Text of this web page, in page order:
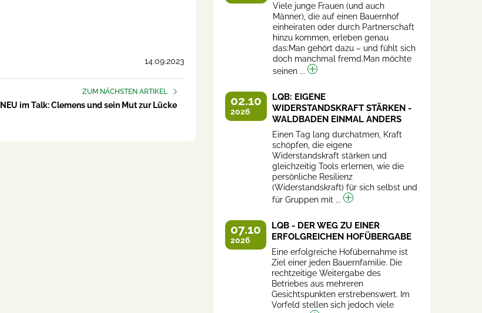
14.09.2023
ZUM NÄCHSTEN ARTIKEL
NEU im Talk: Clemens und sein Mut zur Lücke
Viele junge Frauen (und auch
Männer), die auf einen Bauernhof
einheiraten oder durch Partnerschaft
hinzu kommen, erleben genau
das:Man gehört dazu – und fühlt sich
doch manchmal fremd.Man möchte
seinen ...
02.10
2026
LQB: EIGENE
WIDERSTANDSKRAFT STÄRKEN -
WALDBADEN EINMAL ANDERS
Einen Tag lang durchatmen, Kraft
schöpfen, die eigene
Widerstandskraft stärken und
gleichzeitig Tools erlernen, wie die
persönliche Resilienz
(Widerstandskraft) für sich selbst und
für Gruppen mit ...
07.10
2026
LQB - DER WEG ZU EINER
ERFOLGREICHEN HOFÜBERGABE
Eine erfolgreiche Hofübernahme ist
Ziel einer jeden Bauernfamilie. Die
rechtzeitige Weitergabe des
Betriebes aus mehreren
Gesichtspunkten erstrebenswert. Im
Vorfeld stellen sich jedoch viele